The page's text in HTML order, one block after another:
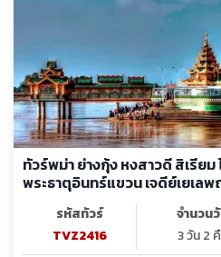
ทัวร์พม่า ย่างกุ้ง หงสาวดี สิเรียม
พระธาตุอินทร์แขวน เจดีย์เยเล
รหัสทัวร์
TVZ2416
จำนวน
3 วัน 2